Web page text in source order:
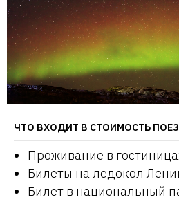
ЧТО ВХОДИТ В СТОИМОСТЬ
Проживание в
Билеты на ледокол
Билет в национальный